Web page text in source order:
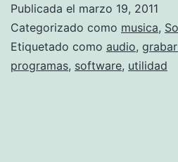
g
r
a
Publicada el marzo 19, 2011
Categorizado como musica,
Etiquetado como audio,
programas, software, utilidad